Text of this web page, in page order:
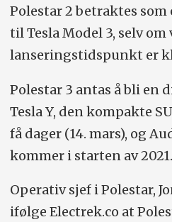
Polestar 2 betraktes
til Tesla Model 3, selv
lanseringstidspunkt er
Polestar 3 antas å bli
Tesla Y, den kompakte
få dager (14. mars), og
kommer i starten av 2021.
Operativ sjef i Polestar,
ifølge Electrek.co at